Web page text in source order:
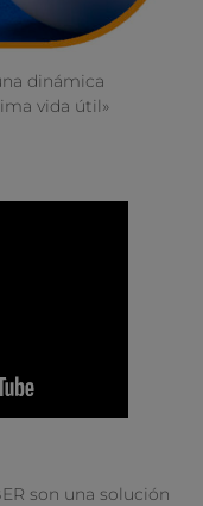
dinámica
vida útil»
son una solución